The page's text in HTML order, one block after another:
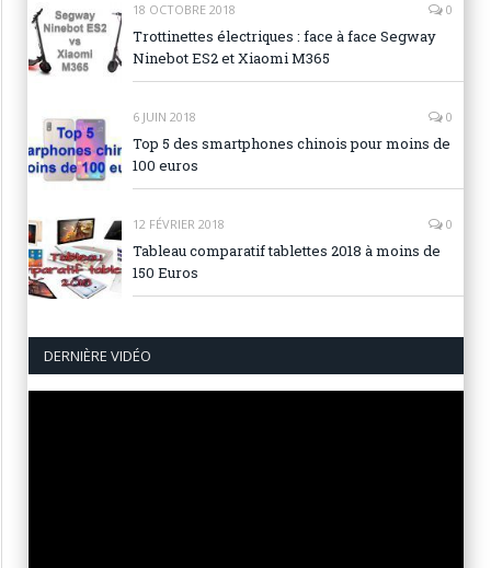
18 OCTOBRE 2018 0
Trottinettes électriques : face à face Segway
Ninebot ES2 et Xiaomi M365
6 JUIN 2018 0
Top 5 des smartphones chinois pour moins de
100 euros
12 FÉVRIER 2018 0
Tableau comparatif tablettes 2018 à moins de
150 Euros
DERNIÈRE VIDÉO